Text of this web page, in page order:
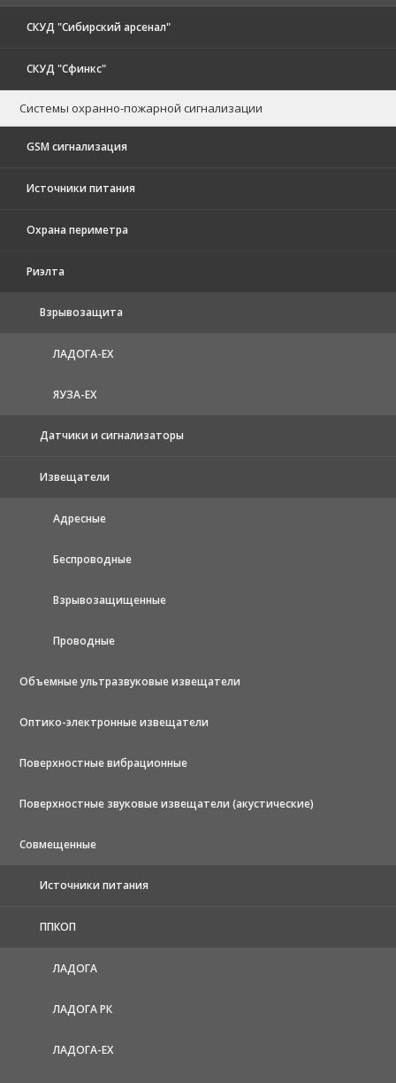
СКУД "Сибирский арсенал"
СКУД "Сфинкс"
Системы охранно-пожарной сигнализации
GSM сигнализация
Источники питания
Охрана периметра
Риэлта
Взрывозащита
ЛАДОГА-EX
ЯУЗА-ЕХ
Датчики и сигнализаторы
Извещатели
Адресные
Беспроводные
Взрывозащищенные
Проводные
Объемные ультразвуковые извещатели
Оптико-электронные извещатели
Поверхностные вибрационные
Поверхностные звуковые извещатели (акустические)
Совмещенные
Источники питания
ППКОП
ЛАДОГА
ЛАДОГА РК
ЛАДОГА-EX